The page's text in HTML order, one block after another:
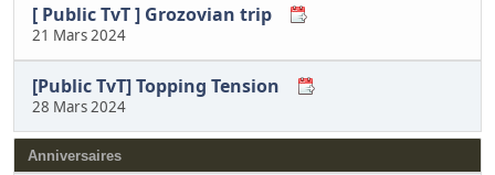
[ Public TvT ] Grozovian trip
21 Mars 2024
[Public TvT] Topping Tension
28 Mars 2024
Anniversaires